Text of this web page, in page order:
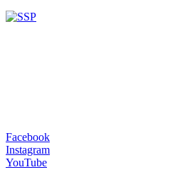
Facebook
Instagram
YouTube